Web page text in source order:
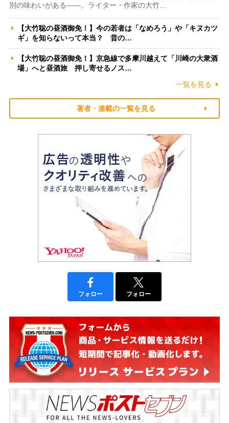
別の味わいがある――。ライター・作家の大竹…
【大竹聡の昼酒御免！】今の若者は「なめろう」や「キヌカツ
ギ」を知らないって本当？ 昔の…
【大竹聡の昼酒御免！】京急線で多摩川越えて「川崎の大衆酒
場」へと昼酒旅 押し寄せるノス…
一覧を見る
著者・連載の一覧を見る
フォロー フォロー